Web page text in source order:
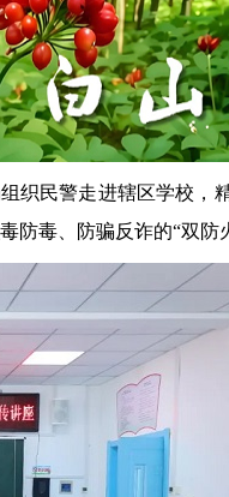
民警走进辖区学校，
毒、防骗反诈的“双防